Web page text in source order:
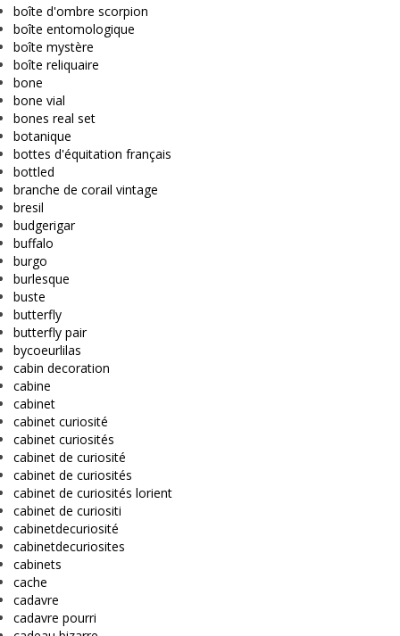
boîte d'ombre scorpion
boîte entomologique
boîte mystère
boîte reliquaire
bone
bone vial
bones real set
botanique
bottes d'équitation français
bottled
branche de corail vintage
bresil
budgerigar
buffalo
burgo
burlesque
buste
butterfly
butterfly pair
bycoeurlilas
cabin decoration
cabine
cabinet
cabinet curiosité
cabinet curiosités
cabinet de curiosité
cabinet de curiosités
cabinet de curiosités lorient
cabinet de curiositi
cabinetdecuriosité
cabinetdecuriosites
cabinets
cache
cadavre
cadavre pourri